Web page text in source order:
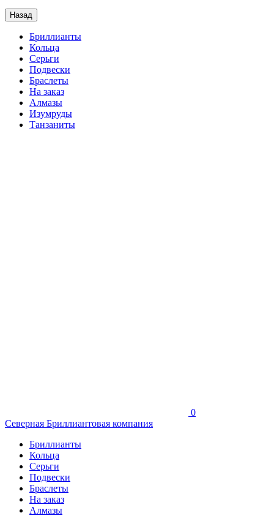
Назад
Бриллианты
Кольца
Серьги
Подвески
Браслеты
На заказ
Алмазы
Изумруды
Танзаниты
0
Северная Бриллиантовая компания
Бриллианты
Кольца
Серьги
Подвески
Браслеты
На заказ
Алмазы